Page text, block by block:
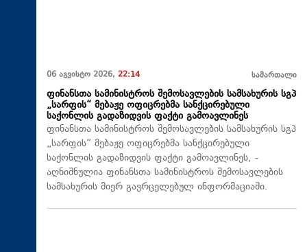
06 აგვისტო 2026, 22:14 სამართალი
ფინანსთა სამინისტროს შემოსავლების სამსახურის სგპ
„სარფის“ მებაჟე ოფიცრებმა სანქცირებული
საქონლის გადაზიდვის ფაქტი გამოავლინეს
ფინანსთა სამინისტროს შემოსავლების სამსახურის სგპ
„სარფის“ მებაჟე ოფიცრებმა სანქცირებული
საქონლის გადაზიდვის ფაქტი გამოავლინეს, -
აღნიშნულია ფინანსთა სამინისტროს შემოსავლების
სამსახურის მიერ გავრცელებულ ინფორმაციაში.